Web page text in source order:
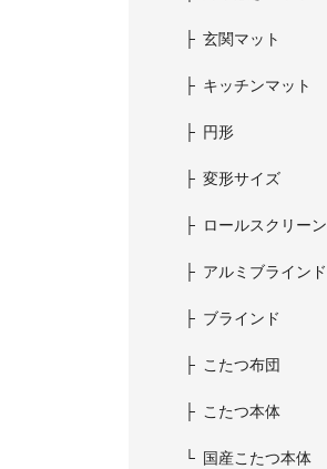
玄関マット
キッチンマット
円形
変形サイズ
ロールスクリーン
アルミブラインド
ブラインド
こたつ布団
こたつ本体
国産こたつ本体